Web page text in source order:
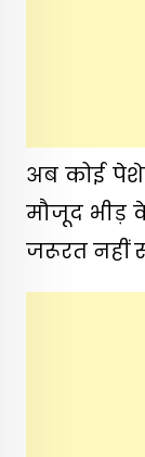
अब कोई
मौजूद भीड़
जरूरत नहीं